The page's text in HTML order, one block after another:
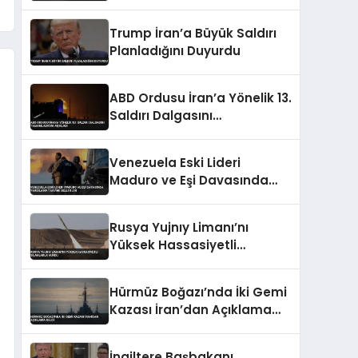
Trump İran’a Büyük Saldırı
Planladığını Duyurdu
ABD Ordusu İran’a Yönelik 13.
Saldırı Dalgasını
Venezuela Eski Lideri
Maduro ve Eşi Davasında
Rusya Yujnıy Limanı’nı
Yüksek Hassasiyetli
Hürmüz Boğazı’nda İki Gemi
Kazası İran’dan Açıklama